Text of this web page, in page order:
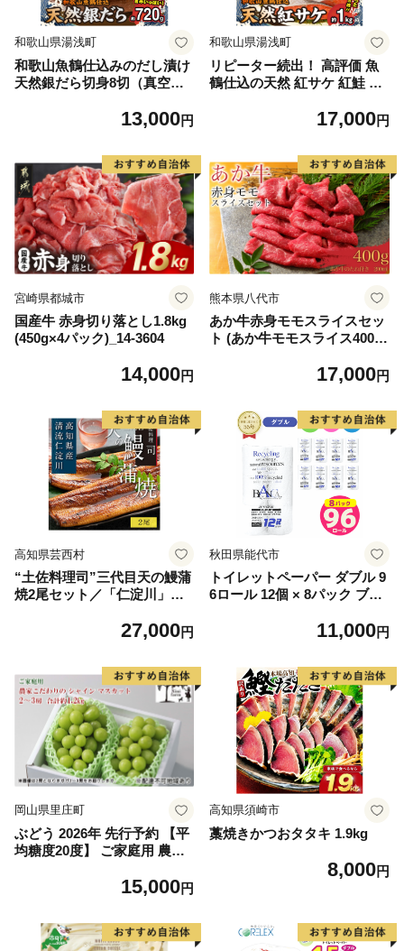
和歌山県湯浅町
和歌山魚鶴仕込みのだし漬け
天然銀だら切身8切（真空パ
製法 良質な脂 ふっくら 柔ら
ぶ だし漬け 煮付け ムニエル
味噌漬け 鍋物 冷凍 湯浅町 送
料無料_G7334
13,000円
和歌山県湯浅町
リピーター続出！ 高評価 魚
鶴仕込の天然 紅サケ 紅鮭 鮭
レビュー高評価 小分け 真空
海鮮 魚介 食品 食べ物 おかず
お弁当 水産加工品 冷凍 グル
メ お取り寄せ 和歌山県 湯浅
町 送料無料_G7317
17,000円
宮崎県都城市
国産牛 赤身切り落とし1.8kg
(450g×4パック)_14-3604
14,000円
熊本県八代市
あか牛赤身モモスライスセッ
ト (あか牛モモスライス400
17,000円
高知県芸西村
“土佐料理司”三代目天の鰻蒲
焼2尾セット／「仁淀川」水
殖 国産・高知県産〈高知市共
27,000円
秋田県能代市
トイレットペーパー ダブル 9
6ロール 12個 × 8パック ブラ
用品 消耗品 無香料 生活用品
11,000円
岡山県里庄町
ぶどう 2026年 先行予約 【平
均糖度20度】 ご家庭用 農家
ット 2～3房 合計約1.2kg ブ
直送 】
15,000円
高知県須崎市
藁焼きかつおタタキ 1.9kg
8,000円